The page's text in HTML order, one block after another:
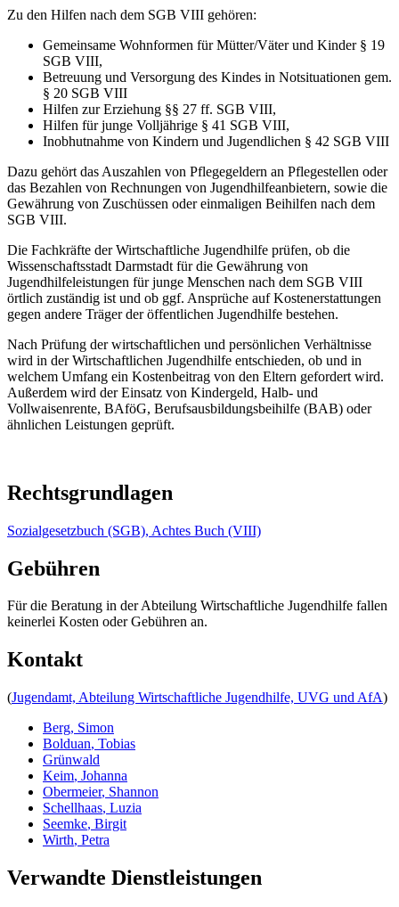
Zu den Hilfen nach dem SGB VIII gehören:
Gemeinsame Wohnformen für Mütter/Väter und Kinder § 19
SGB VIII,
Betreuung und Versorgung des Kindes in Notsituationen gem.
§ 20 SGB VIII
Hilfen zur Erziehung §§ 27 ff. SGB VIII,
Hilfen für junge Volljährige § 41 SGB VIII,
Inobhutnahme von Kindern und Jugendlichen § 42 SGB VIII
Dazu gehört das Auszahlen von Pflegegeldern an Pflegestellen oder
das Bezahlen von Rechnungen von Jugendhilfeanbietern, sowie die
Gewährung von Zuschüssen oder einmaligen Beihilfen nach dem
SGB VIII.
Die Fachkräfte der Wirtschaftliche Jugendhilfe prüfen, ob die
Wissenschaftsstadt Darmstadt für die Gewährung von
Jugendhilfeleistungen für junge Menschen nach dem SGB VIII
örtlich zuständig ist und ob ggf. Ansprüche auf Kostenerstattungen
gegen andere Träger der öffentlichen Jugendhilfe bestehen.
Nach Prüfung der wirtschaftlichen und persönlichen Verhältnisse
wird in der Wirtschaftlichen Jugendhilfe entschieden, ob und in
welchem Umfang ein Kostenbeitrag von den Eltern gefordert wird.
Außerdem wird der Einsatz von Kindergeld, Halb- und
Vollwaisenrente, BAföG, Berufsausbildungsbeihilfe (BAB) oder
ähnlichen Leistungen geprüft.
Rechtsgrundlagen
Sozialgesetzbuch (SGB), Achtes Buch (VIII)
Gebühren
Für die Beratung in der Abteilung Wirtschaftliche Jugendhilfe fallen
keinerlei Kosten oder Gebühren an.
Kontakt
(Jugendamt, Abteilung Wirtschaftliche Jugendhilfe, UVG und AfA)
Berg, Simon
Bolduan, Tobias
Grünwald
Keim, Johanna
Obermeier, Shannon
Schellhaas, Luzia
Seemke, Birgit
Wirth, Petra
Verwandte Dienstleistungen